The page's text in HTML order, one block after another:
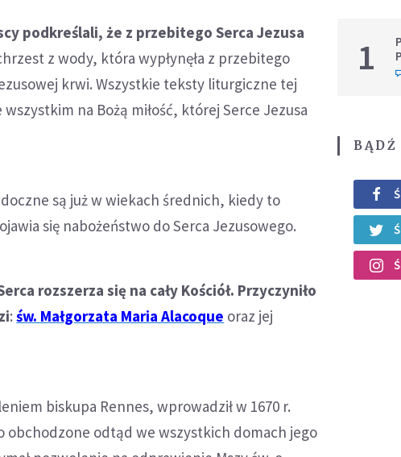
podkreślali, że z przebitego Serca Jezusa
z wody, która wypłynęła z przebitego
krwi. Wszystkie teksty liturgiczne tej
na Bożą miłość, której Serce Jezusa
są już w wiekach średnich, kiedy to
się nabożeństwo do Serca Jezusowego.
rozszerza się na cały Kościół. Przyczyniło
:św. Małgorzata Maria Alacoque oraz jej
biskupa Rennes, wprowadził w 1670 r.
obchodzone odtąd we wszystkich domach jego
1